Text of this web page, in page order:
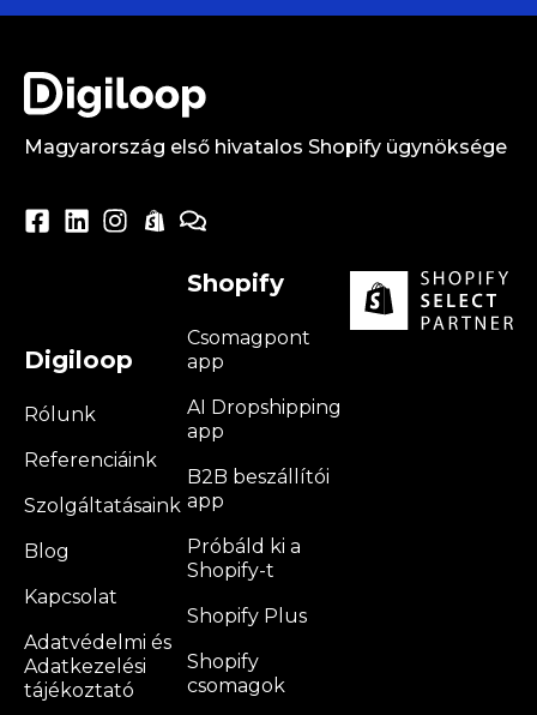
Magyarország első hivatalos Shopify ügynöksége
Digiloop
Rólunk
Referenciáink
Szolgáltatásaink
Blog
Kapcsolat
Adatvédelmi és
Adatkezelési
tájékoztató
Shopify
Csomagpont
app
AI Dropshipping
app
B2B beszállítói
app
Próbáld ki a
Shopify-t
Shopify Plus
Shopify
csomagok